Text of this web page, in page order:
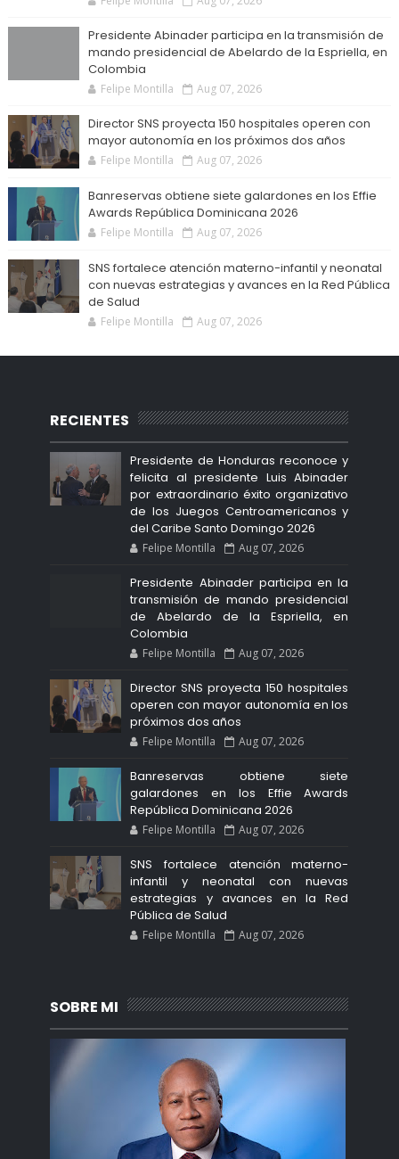
Presidente Abinader participa en la transmisión de
mando presidencial de Abelardo de la Espriella, en
Colombia
Felipe Montilla Aug 07, 2026
Director SNS proyecta 150 hospitales operen con
mayor autonomía en los próximos dos años
Felipe Montilla Aug 07, 2026
Banreservas obtiene siete galardones en los Effie
Awards República Dominicana 2026
Felipe Montilla Aug 07, 2026
SNS fortalece atención materno-infantil y neonatal
con nuevas estrategias y avances en la Red Pública
de Salud
Felipe Montilla Aug 07, 2026
RECIENTES
Presidente de Honduras reconoce y
felicita al presidente Luis Abinader
por extraordinario éxito organizativo
de los Juegos Centroamericanos y
del Caribe Santo Domingo 2026
Felipe Montilla Aug 07, 2026
Presidente Abinader participa en la
transmisión de mando presidencial
de Abelardo de la Espriella, en
Colombia
Felipe Montilla Aug 07, 2026
Director SNS proyecta 150 hospitales
operen con mayor autonomía en los
próximos dos años
Felipe Montilla Aug 07, 2026
Banreservas obtiene siete
galardones en los Effie Awards
República Dominicana 2026
Felipe Montilla Aug 07, 2026
SNS fortalece atención materno-
infantil y neonatal con nuevas
estrategias y avances en la Red
Pública de Salud
Felipe Montilla Aug 07, 2026
SOBRE MI